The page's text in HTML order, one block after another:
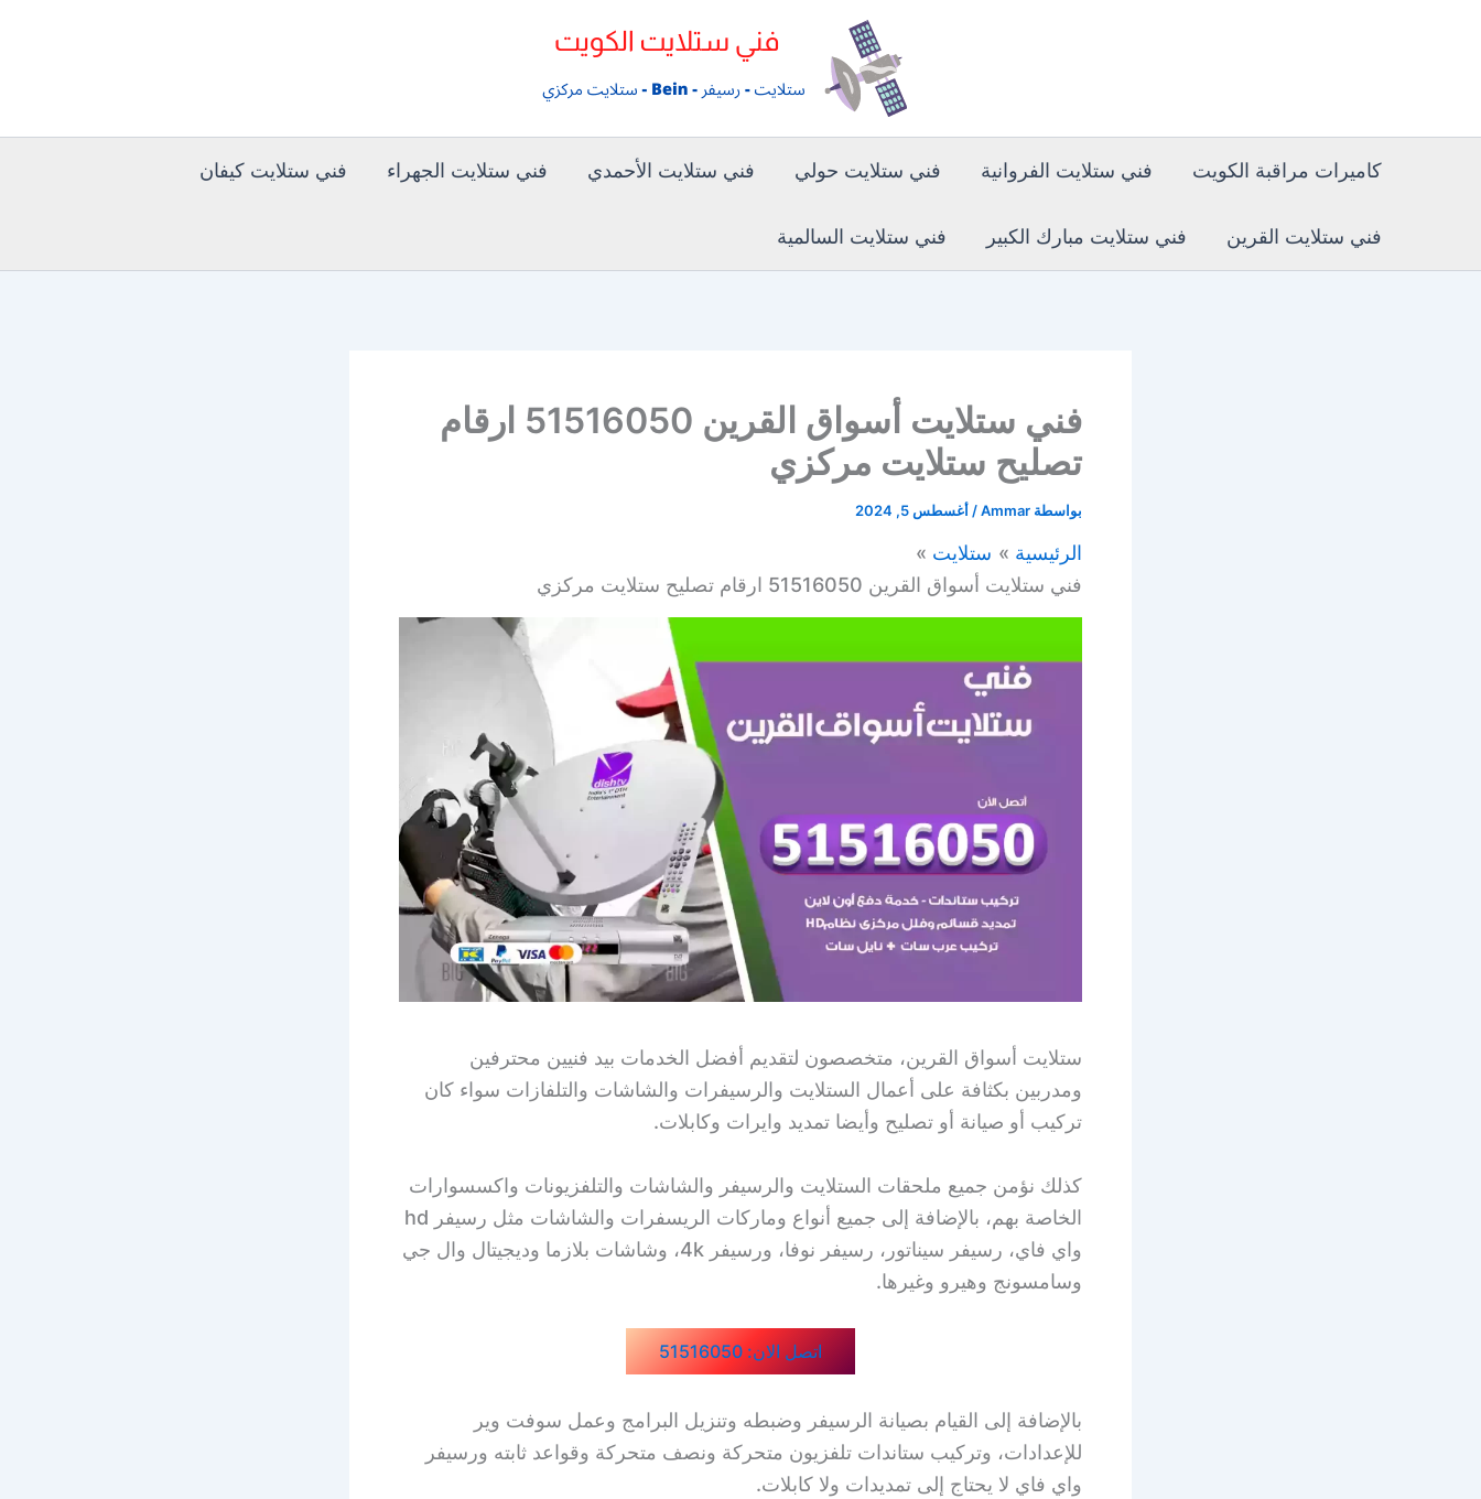
كاميرات مراقبة الكويت فني ستلايت الفروانية فني ستلايت حولي فني ستلايت الأحمدي فني ستلايت الجهراء فني ستلايت كيفان
فني ستلايت القرين فني ستلايت مبارك الكبير فني ستلايت السالمية
فني ستلايت أسواق القرين 51516050 ارقام
تصليح ستلايت مركزي
بواسطة Ammar
/ أغسطس 5, 2024
الرئيسية
ستلايت
فني ستلايت أسواق القرين 51516050 ارقام تصليح ستلايت مركزي
ستلايت أسواق القرين، متخصصون لتقديم أفضل الخدمات بيد فنيين محترفين
ومدربين بكثافة على أعمال الستلايت والرسيفرات والشاشات والتلفازات سواء كان
تركيب أو صيانة أو تصليح وأيضا تمديد وايرات وكابلات.
كذلك نؤمن جميع ملحقات الستلايت والرسيفر والشاشات والتلفزيونات واكسسوارات
الخاصة بهم، بالإضافة إلى جميع أنواع وماركات الريسفرات والشاشات مثل رسيفر hd
واي فاي، رسيفر سيناتور، رسيفر نوفا، ورسيفر 4k، وشاشات بلازما وديجيتال وال جي
وسامسونج وهيرو وغيرها.
اتصل الان: 51516050
بالإضافة إلى القيام بصيانة الرسيفر وضبطه وتنزيل البرامج وعمل سوفت وير
للإعدادات، وتركيب ستاندات تلفزيون متحركة ونصف متحركة وقواعد ثابته ورسيفر
واي فاي لا يحتاج إلى تمديدات ولا كابلات.